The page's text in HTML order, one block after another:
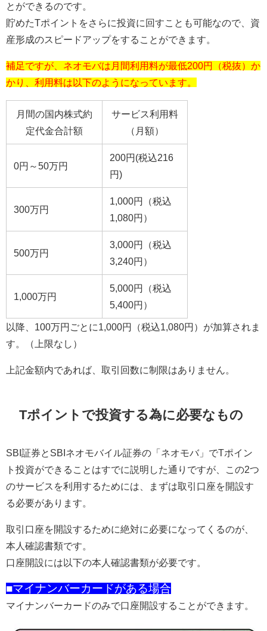
とができるのです。
貯めたTポイントをさらに投資に回すことも可能なので、資
産形成のスピードアップをすることができます。
補足ですが、ネオモバは月間利用料が最低200円（税抜）か
かり、利用料は以下のようになっています。
月間の国内株式約
定代金合計額
サービス利用料
（月額）
0円～50万円
200円(税込216
円)
300万円
1,000円（税込
1,080円）
500万円
3,000円（税込
3,240円）
1,000万円
5,000円（税込
5,400円）
以降、100万円ごとに1,000円（税込1,080円）が加算されま
す。（上限なし）
上記金額内であれば、取引回数に制限はありません。
Tポイントで投資する為に必要なもの
SBI証券とSBIネオモバイル証券の「ネオモバ」でTポイン
ト投資ができることはすでに説明した通りですが、この2つ
のサービスを利用するためには、まずは取引口座を開設す
る必要があります。
取引口座を開設するために絶対に必要になってくるのが、
本人確認書類です。
口座開設には以下の本人確認書類が必要です。
■マイナンバーカードがある場合
マイナンバーカードのみで口座開設することができます。